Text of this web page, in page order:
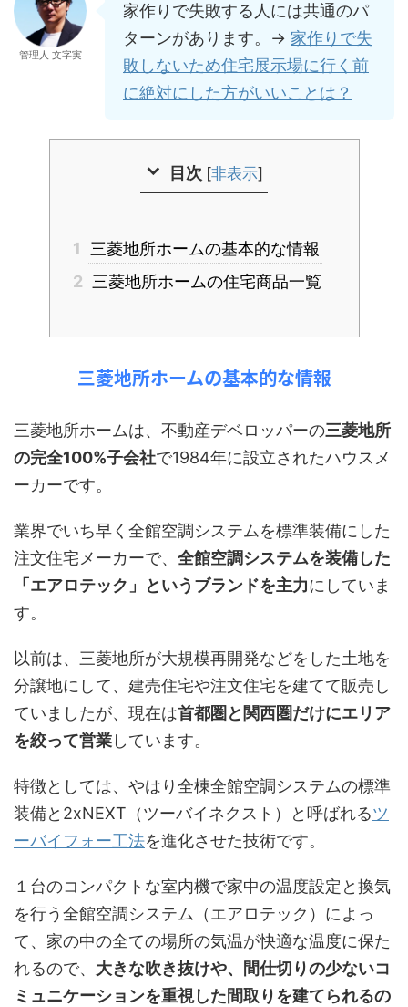
管理人 文字実
家作りで失敗する人には共通のパ
ターンがあります。→ 家作りで失
敗しないため住宅展示場に行く前
に絶対にした方がいいことは？
目次 [非表示]
1
三菱地所ホームの基本的な情報
2 三菱地所ホームの住宅商品一覧
三菱地所ホームの基本的な情報
三菱地所ホームは、不動産デベロッパーの三菱地所
の完全100%子会社で1984年に設立されたハウスメ
ーカーです。
業界でいち早く全館空調システムを標準装備にした
注文住宅メーカーで、 全館空調システムを装備した
「エアロテック」というブランドを主力にしていま
す。
以前は、三菱地所が大規模再開発などをした土地を
分譲地にして、建売住宅や注文住宅を建てて販売し
ていましたが、現在は首都圏と関西圏だけにエリア
を絞って営業しています。
特徴としては、やはり全棟全館空調システムの標準
装備と2xNEXT（ツーバイネクスト）と呼ばれるツ
ーバイフォー工法を進化させた技術です。
１台のコンパクトな室内機で家中の温度設定と換気
を行う全館空調システム（エアロテック）によっ
て、家の中の全ての場所の気温が快適な温度に保た
れるので、 大きな吹き抜けや、間仕切りの少ないコ
ミュニケーションを重視した間取りを建てられるの